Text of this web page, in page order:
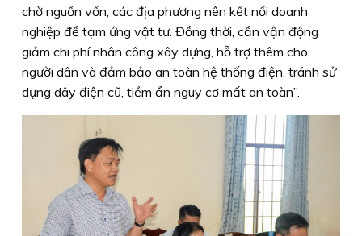
chờ nguồn vốn, các địa phương nên kết nối doanh
nghiệp để tạm ứng vật tư. Đồng thời, cần vận động
giảm chi phí nhân công xây dựng, hỗ trợ thêm cho
người dân và đảm bảo an toàn hệ thống điện, tránh sử
dụng dây điện cũ, tiềm ẩn nguy cơ mất an toàn”.